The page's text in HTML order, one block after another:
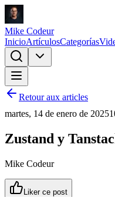
Mike Codeur
InicioArtículosCategorías
Retour aux articles
martes, 14 de enero de 2025
Zustand y
Mike Codeur
Liker ce post